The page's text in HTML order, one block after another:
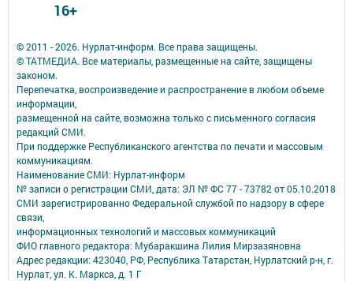
© 2011 - 2026. Нурлат-⁠информ. Все права защищены.
© ТАТМЕДИА. Все материалы, размещенные на сайте, защищены
законом.
Перепечатка, воспроизведение и распространение в любом объеме
информации,
размещенной на сайте, возможна только с письменного согласия
редакций СМИ.
При поддержке Республиканского агентства по печати и массовым
коммуникациям.
Наименование СМИ: Нурлат-⁠информ
№ записи о регистрации СМИ, дата: ЭЛ № ФС 77 -⁠ 73782 от 05.10.2018
СМИ зарегистрированно Федеральной службой по надзору в сфере
связи,
информационных технологий и массовых коммуникаций
ФИО главного редактора: Мубаракшина Лилия Мирзазяновна
Адрес редакции: 423040, РФ, Республика Татарстан, Нурлатский р-н, г.
Нурлат, ул. К. Маркса, д. 1 Г
16+